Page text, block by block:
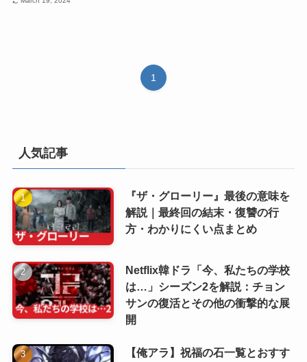
1
人気記事
『ザ・グローリー』最後の意味を
解説｜最終回の結末・復讐の行
方・わかりにくい点まとめ
Netflix韓ドラ「今、私たちの学校
は…」シーズン2を解説：チョン
サンの復活とその他の衝撃的な展
開
【俺アラ】祝福の石一覧とおすす